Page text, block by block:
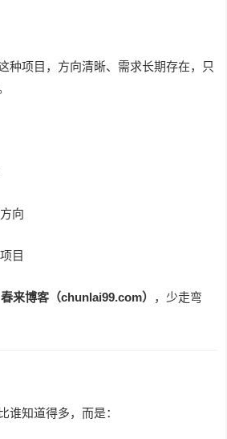
种项目，方向清晰、需求长期存在，只
向
目
春来博客（chunlai99.com）
，少走弯
谁知道得多，而是：